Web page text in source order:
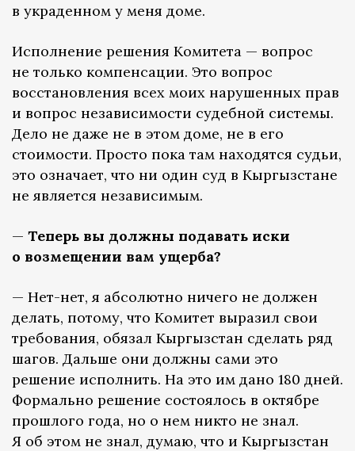
в украденном у меня доме.
Исполнение решения Комитета — вопрос
не только компенсации. Это вопрос
восстановления всех моих нарушенных прав
и вопрос независимости судебной системы.
Дело не даже не в этом доме, не в его
стоимости. Просто пока там находятся судьи,
это означает, что ни один суд в Кыргызстане
не является независимым.
— Теперь вы должны подавать иски
о возмещении вам ущерба?
— Нет-нет, я абсолютно ничего не должен
делать, потому, что Комитет выразил свои
требования, обязал Кыргызстан сделать ряд
шагов. Дальше они должны сами это
решение исполнить. На это им дано 180 дней.
Формально решение состоялось в октябре
прошлого года, но о нем никто не знал.
Я об этом не знал, думаю, что и Кыргызстан